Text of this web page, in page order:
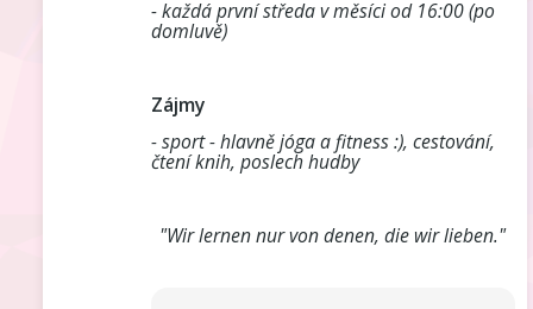
- každá první středa v měsíci od 16:00 (po
domluvě)
Zájmy
- sport - hlavně jóga a fitness :), cestování,
čtení knih, poslech hudby
"Wir lernen nur von denen, die wir lieben."